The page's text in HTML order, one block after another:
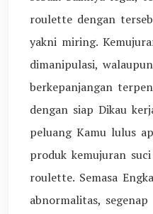
roulette dengan
yakni miring.
dimanipulasi,
berkepanjangan
dengan siap Dikau
peluang Kamu lulus
produk kemujuran
roulette. Semasa
abnormalitas,